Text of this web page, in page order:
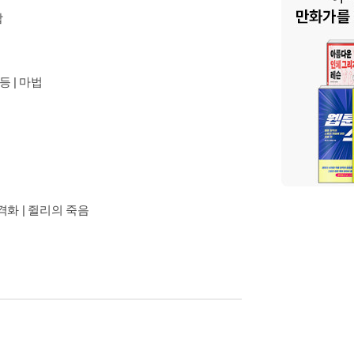
| 마법
화 | 쥘리의 죽음